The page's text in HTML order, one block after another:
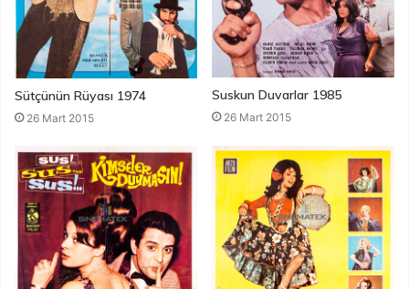
Sütçünün Rüyası 1974
26 Mart 2015
Suskun Duvarlar 1985
26 Mart 2015